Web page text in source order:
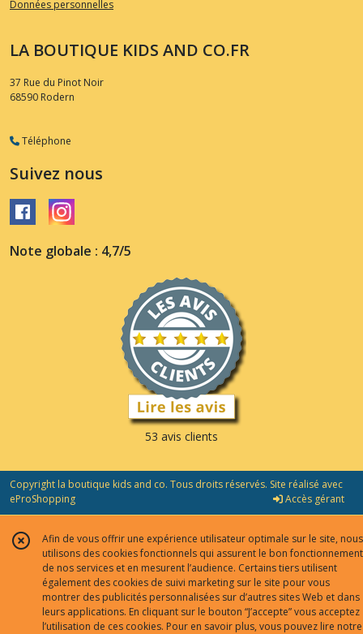
Données personnelles
LA BOUTIQUE KIDS AND CO.FR
37 Rue du Pinot Noir
68590 Rodern
Téléphone
Suivez nous
Note globale : 4,7/5
53 avis clients
Copyright la boutique kids and co. Tous droits réservés. Site réalisé avec
eProShopping
Accès gérant
Afin de vous offrir une expérience utilisateur optimale sur le site, nous
utilisons des cookies fonctionnels qui assurent le bon fonctionnement
de nos services et en mesurent l’audience. Certains tiers utilisent
également des cookies de suivi marketing sur le site pour vous
montrer des publicités personnalisées sur d’autres sites Web et dans
leurs applications. En cliquant sur le bouton “J’accepte” vous acceptez
l’utilisation de ces cookies. Pour en savoir plus, vous pouvez lire notre